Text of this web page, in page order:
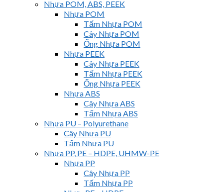
Nhựa POM, ABS, PEEK
Nhựa POM
Tấm Nhựa POM
Cây Nhựa POM
Ống Nhựa POM
Nhựa PEEK
Cây Nhựa PEEK
Tấm Nhựa PEEK
Ống Nhựa PEEK
Nhựa ABS
Cây Nhựa ABS
Tấm Nhựa ABS
Nhựa PU – Polyurethane
Cây Nhựa PU
Tấm Nhựa PU
Nhựa PP, PE – HDPE, UHMW-PE
Nhựa PP
Cây Nhựa PP
Tấm Nhựa PP